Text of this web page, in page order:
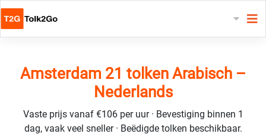
Amsterdam 21 tolken Arabisch –
Nederlands
Vaste prijs vanaf €106 per uur · Bevestiging binnen 1
dag, vaak veel sneller · Beëdigde tolken beschikbaar.